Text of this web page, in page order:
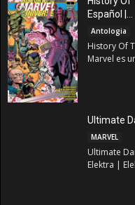
Español |...
Antologia
History Of
Marvel es
Ultimate
MARVEL
Ultimate
Elektra |